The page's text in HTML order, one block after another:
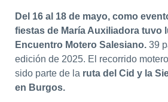
Del 16 al 18 de mayo, como
fiestas de María Auxiliadora tuvo
Encuentro Motero Salesiano.39
edición de 2025. El recorrido
sido parte de la ruta del Cid y la
en Burgos.